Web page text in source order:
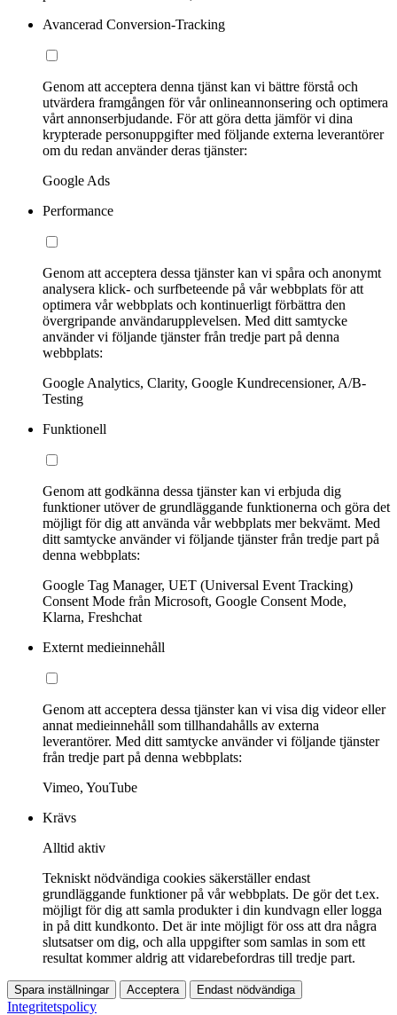
Avancerad Conversion-Tracking
Genom att acceptera denna tjänst kan vi bättre förstå och
utvärdera framgången för vår onlineannonsering och optimera
vårt annonserbjudande. För att göra detta jämför vi dina
krypterade personuppgifter med följande externa leverantörer
om du redan använder deras tjänster:
Google Ads
Performance
Genom att acceptera dessa tjänster kan vi spåra och anonymt
analysera klick- och surfbeteende på vår webbplats för att
optimera vår webbplats och kontinuerligt förbättra den
övergripande användarupplevelsen. Med ditt samtycke
använder vi följande tjänster från tredje part på denna
webbplats:
Google Analytics, Clarity, Google Kundrecensioner, A/B-
Testing
Funktionell
Genom att godkänna dessa tjänster kan vi erbjuda dig
funktioner utöver de grundläggande funktionerna och göra det
möjligt för dig att använda vår webbplats mer bekvämt. Med
ditt samtycke använder vi följande tjänster från tredje part på
denna webbplats:
Google Tag Manager, UET (Universal Event Tracking)
Consent Mode från Microsoft, Google Consent Mode,
Klarna, Freshchat
Externt medieinnehåll
Genom att acceptera dessa tjänster kan vi visa dig videor eller
annat medieinnehåll som tillhandahålls av externa
leverantörer. Med ditt samtycke använder vi följande tjänster
från tredje part på denna webbplats:
Vimeo, YouTube
Krävs
Alltid aktiv
Tekniskt nödvändiga cookies säkerställer endast
grundläggande funktioner på vår webbplats. De gör det t.ex.
möjligt för dig att samla produkter i din kundvagn eller logga
in på ditt kundkonto. Det är inte möjligt för oss att dra några
slutsatser om dig, och alla uppgifter som samlas in som ett
resultat kommer aldrig att vidarebefordras till tredje part.
Spara inställningar Acceptera Endast nödvändiga
Integritetspolicy